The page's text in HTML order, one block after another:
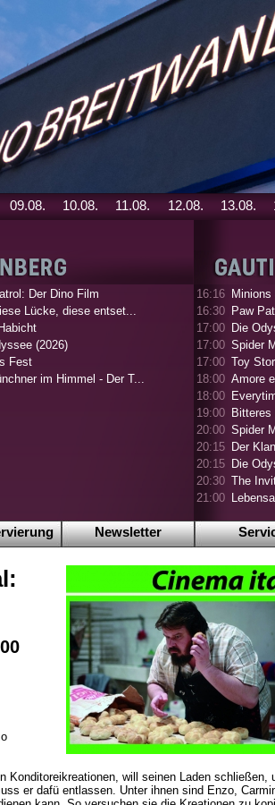
09.08. 10.08. 11.08. 12.08. 13.08.
Der Dino Film
Lücke, diese entset...
(2026)
Fest
im Himmel - Der T...
16:16
16:30 Paw
17:00 Die
17:00 Spider
17:00 Toy
18:00 Amore
18:00
19:00 Bitteres
20:00 Spider
20:15 Der
20:15 Die
20:30 The
21:00
Newsletter
Konditoreikreationen, will seinen Laden schließen,
er dafü entlassen. Unter ihnen sind Enzo,